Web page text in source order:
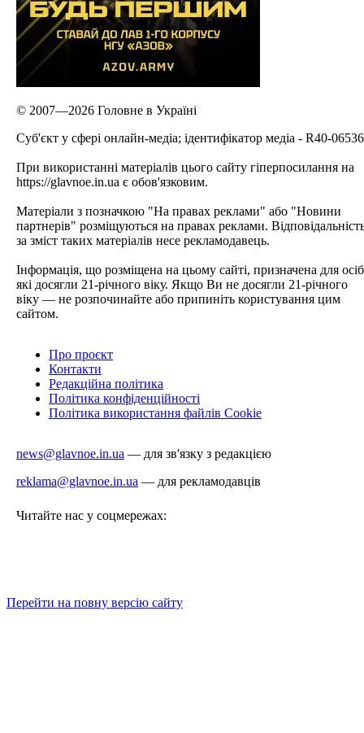
© 2007—2026 Головне в Україні
Cуб'єкт у сфері онлайн-медіа; ідентифікатор медіа - R40-06536
При використанні матеріалів цього сайту гіперпосилання на
https://glavnoe.in.ua є обов'язковим.
Матеріали з позначкою "На правах реклами" або "Новини
партнерів" розміщуються на правах реклами.
за зміст таких матеріалів несе рекламодавець.
Інформація, що розміщена на цьому сайті, призначена для
які досягли 21-річного віку. Якщо Ви не досягли 21-річного
віку — не розпочинайте або припиніть користування цим
сайтом.
Про проєкт
Контакти
Редакційна політика
Політика конфіденційності
Політика використання файлів Cookie
news@glavnoe.in.ua — для зв'язку з редакцією
reklama@glavnoe.in.ua — для рекламодавців
Читайте нас у соцмережах:
Перейти на повну версію сайту